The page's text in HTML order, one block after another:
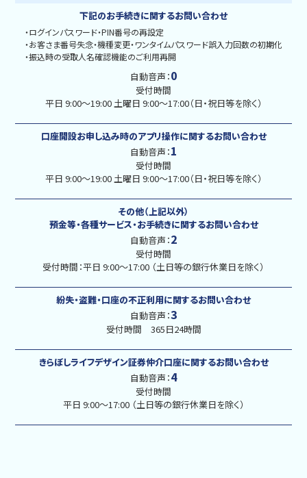
下記のお手続きに関するお問い合わせ
・ログインパスワード・PIN番号の再設定
・お客さま番号失念・機種変更・ワンタイムパスワード誤入力回数の初期化
・振込時の受取人名確認機能のご利用再開
自動音声：0
受付時間
平日 9:00〜19:00 土曜日 9:00〜17:00（日・祝日等を除く）
口座開設お申し込み時のアプリ操作に関するお問い合わせ
自動音声：1
受付時間
平日 9:00〜19:00 土曜日 9:00〜17:00（日・祝日等を除く）
その他（上記以外）
預金等・各種サービス・お手続きに関するお問い合わせ
自動音声：2
受付時間
受付時間：平日 9:00〜17:00 （土日等の銀行休業日を除く）
紛失・盗難・口座の不正利用に関するお問い合わせ
自動音声：3
受付時間 365日24時間
きらぼしライフデザイン証券仲介口座に関するお問い合わせ
自動音声：4
受付時間
平日 9:00〜17:00 （土日等の銀行休業日を除く）